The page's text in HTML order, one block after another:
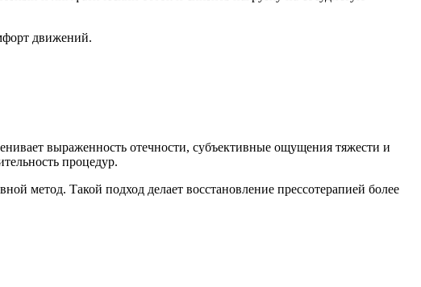
движений.
выраженность отечности, субъективные ощущения тяжести и
процедур.
метод. Такой подход делает восстановление прессотерапией более